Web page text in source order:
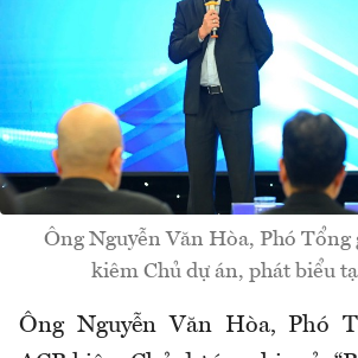
Ông Nguyễn Văn Hòa, Phó Tổng
kiêm Chủ dự án, phát biểu
Ông Nguyễn Văn Hòa, Phó